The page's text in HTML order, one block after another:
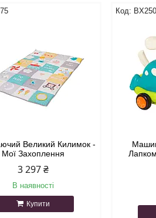
Великий Килимок -
Мої Захоплення
3 297 ₴
В наявності
Купити